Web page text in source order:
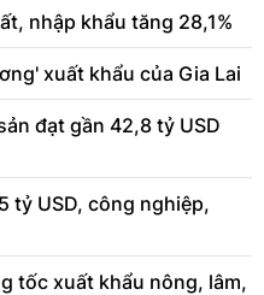
nhập khẩu tăng 28,1%
xuất khẩu của Gia Lai
đạt gần 42,8 tỷ USD
tỷ USD, công nghiệp,
tốc xuất khẩu nông, lâm,